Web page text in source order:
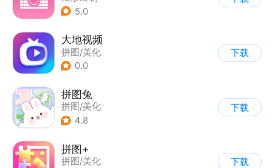
5.0
大地视频
拼图/美化
0.0
下载
拼图兔
拼图/美化
4.8
下载
拼图+
拼图/美化
下载